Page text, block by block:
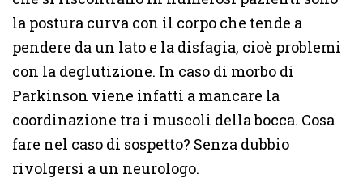
la postura curva con il corpo che tende a
pendere da un lato e la disfagia, cioè problemi
con la deglutizione. In caso di morbo di
Parkinson viene infatti a mancare la
coordinazione tra i muscoli della bocca. Cosa
fare nel caso di sospetto? Senza dubbio
rivolgersi a un neurologo.